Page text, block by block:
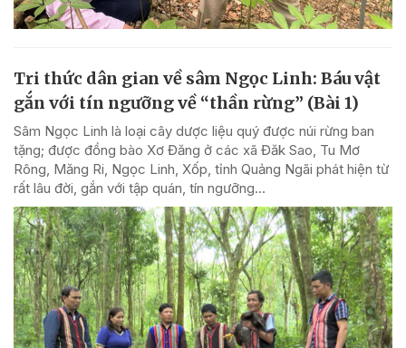
Tri thức dân gian về sâm Ngọc Linh: Báu vật
gắn với tín ngưỡng về “thần rừng” (Bài 1)
Sâm Ngọc Linh là loại cây dược liệu quý được núi rừng ban
tặng; được đồng bào Xơ Đăng ở các xã Đăk Sao, Tu Mơ
Rông, Măng Ri, Ngọc Linh, Xốp, tỉnh Quảng Ngãi phát hiện từ
rất lâu đời, gắn với tập quán, tín ngưỡng...